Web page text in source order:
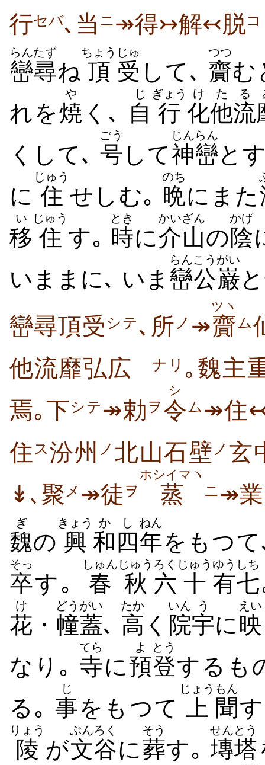
行セバ､当 ニ↠得↣解↢脱
巒
らん
尋
たず
ね 頂
ちょう
受
じゅ
して､ 齎
つつ
む
れを焼
や
く､ 自
じ
行
ぎょう
化他
けた
流
る
くして､ 号
ごう
して神巒
じんらん
と
に 住
じゅう
せしむ｡ 晩
のち
にまた
移
い
住
じゅう
す｡ 時
とき
に介山
かいざん
の陰
かげ
いままに､ いま 巒公
らんこう
巌
がい
と
巒尋頂受 シテ ､所 ノ ↠齎
ツヽ
ム
他流靡弘広
ナリ ｡魏主
焉｡下シテ ↠勅 ヲ 令
シ
ム ↠住
住 ス汾州 ノ 北山石壁 ノ 玄
↡､聚 メ ↠徒ヲ 蒸
ホシイマヽ
ニ↠業
魏
ぎ
の 興
きょう
和
か
四
し
年
ねん
をもつ
卒
そっ
す｡ 春秋
しゅんじゅう
六
ろく
十
じゅう
有七
ゆうしち
花
け
・ 幢蓋
どうがい
､ 高
たか
く 院
いん
宇
う
に映
えい
なり｡ 寺
てら
に預
よ
登
とう
するも
る｡ 事
じ
をもつて 上
じょう
聞
もん
陵
りょう
が文谷
ぶんろく
に葬
そう
す｡ 塼塔
せんとう